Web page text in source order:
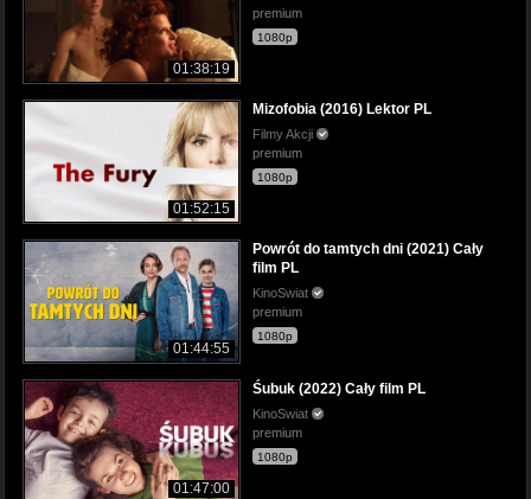
01:38:19
premium
1080p
01:52:15
Mizofobia (2016) Lektor PL
Filmy Akcji
premium
1080p
01:44:55
Powrót do tamtych dni (2021) Cały
film PL
KinoSwiat
premium
1080p
01:47:00
Śubuk (2022) Cały film PL
KinoSwiat
premium
1080p